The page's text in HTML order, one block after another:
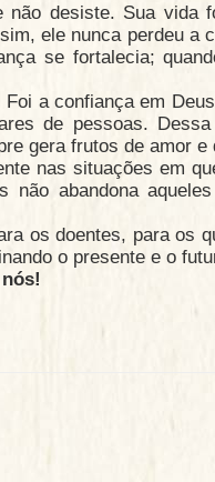
desiste. Sua vida
ele nunca perdeu a
se fortalecia;
a confiança em
de pessoas.
gera frutos de amor e
nas situações em
abandona
os doentes, para os
o presente e o